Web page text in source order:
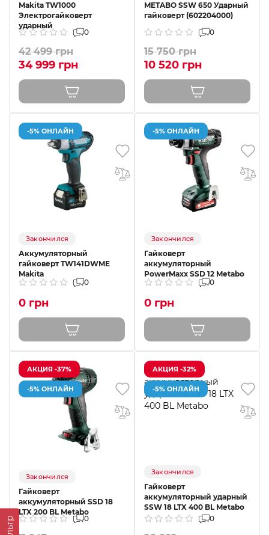
Makita TW1000
Электрогайковерт
ударный
0
42 499 грн
34 999 грн
METABO SSW 650 Ударный
гайковерт (602204000)
0
15 750 грн
10 520 грн
-5% ОНЛАЙН
Закончился
Аккумуляторный
гайковерт TW141DWME
Makita
0
0 грн
-5% ОНЛАЙН
Закончился
Гайковерт
аккумуляторный
PowerMaxx SSD 12 Metabo
0
0 грн
АКЦИЯ -37%
-5% ОНЛАЙН
Закончился
Гайковерт
аккумуляторный SSD 18
LTX 200 BL Metabo
0
АКЦИЯ -32%
-5% ОНЛАЙН
Закончился
Гайковерт
аккумуляторный ударный
SSW 18 LTX 400 BL Metabo
0